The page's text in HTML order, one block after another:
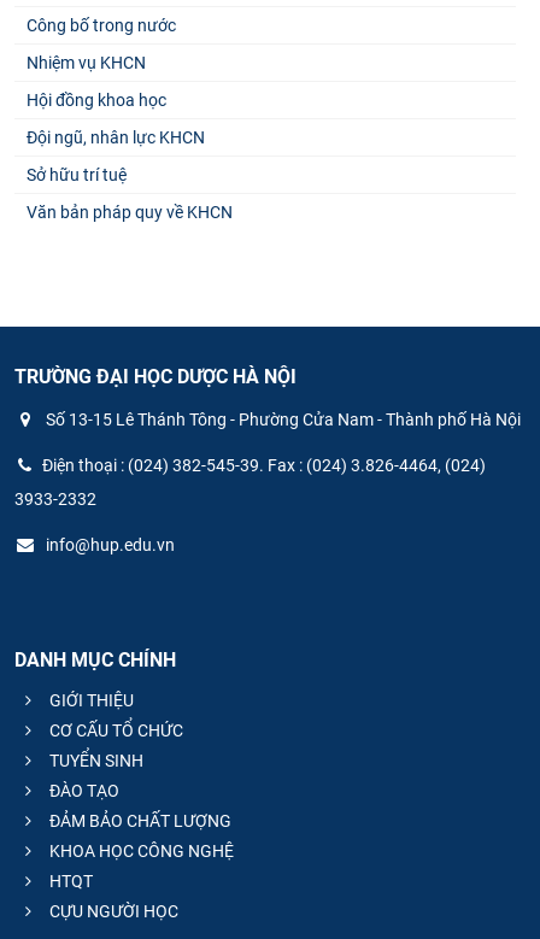
Công bố trong nước
Nhiệm vụ KHCN
Hội đồng khoa học
Đội ngũ, nhân lực KHCN
Sở hữu trí tuệ
Văn bản pháp quy về KHCN
TRƯỜNG ĐẠI HỌC DƯỢC HÀ NỘI
Số 13-15 Lê Thánh Tông - Phường Cửa Nam - Thành phố Hà Nội
Điện thoại : (024) 382-545-39. Fax : (024) 3.826-4464, (024)
3933-2332
info@hup.edu.vn
DANH MỤC CHÍNH
GIỚI THIỆU
CƠ CẤU TỔ CHỨC
TUYỂN SINH
ĐÀO TẠO
ĐẢM BẢO CHẤT LƯỢNG
KHOA HỌC CÔNG NGHỆ
HTQT
CỰU NGƯỜI HỌC